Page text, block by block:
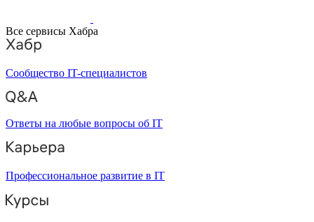
Все сервисы Хабра
Сообщество IT-специалистов
Ответы на любые вопросы об IT
Профессиональное развитие в IT